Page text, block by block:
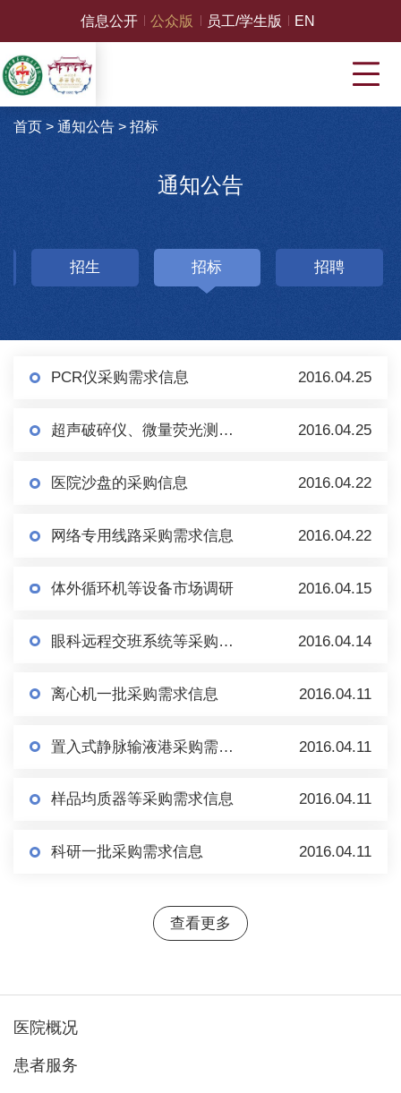
信息公开 公众版 员工/学生版 EN
首页 > 通知公告> 招标
通知公告
招生 招标 招聘
PCR仪采购需求信息 2016.04.25
超声破碎仪、微量荧光测定仪、毛细管电泳仪、真空浓缩仪采购需求信息 2016.04.25
医院沙盘的采购信息 2016.04.22
网络专用线路采购需求信息 2016.04.22
体外循环机等设备市场调研 2016.04.15
眼科远程交班系统等采购需求信息 2016.04.14
离心机一批采购需求信息 2016.04.11
置入式静脉输液港采购需求信息 2016.04.11
样品均质器等采购需求信息 2016.04.11
科研一批采购需求信息 2016.04.11
查看更多
医院概况
患者服务